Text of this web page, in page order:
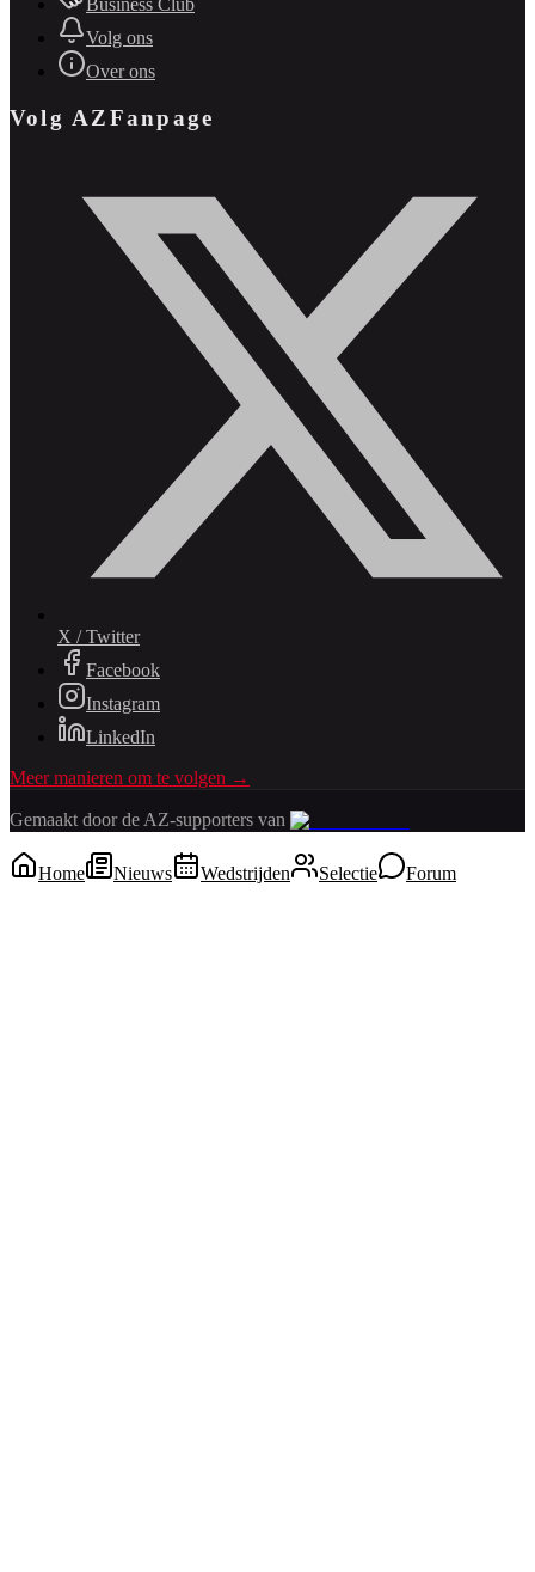
Volg ons
Over ons
Volg AZFanpage
X / Twitter
Facebook
Instagram
LinkedIn
Meer manieren om te volgen →
Gemaakt door de AZ-supporters van
Home Nieuws Wedstrijden Selectie Forum